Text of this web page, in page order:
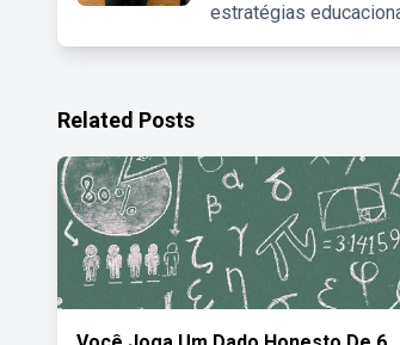
estratégias
Related Posts